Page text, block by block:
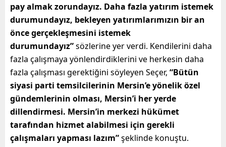
pay almak zorundayız. Daha fazla yatırım istemek
durumundayız, bekleyen yatırımlarımızın bir an
önce gerçekleşmesini istemek
durumundayız”sözlerine yer verdi. Kendilerini daha
fazla çalışmaya yönlendirdiklerini ve herkesin daha
fazla çalışması gerektiğini söyleyen Seçer, “Bütün
siyasi parti temsilcilerinin Mersin’e yönelik özel
gündemlerinin olması, Mersin’i her yerde
dillendirmesi. Mersin’in merkezi hükümet
tarafından hizmet alabilmesi için gerekli
çalışmaları yapması lazım”şeklinde konuştu.